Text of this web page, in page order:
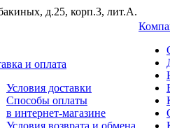
д.25, корп.3, лит.А.
и оплата
Условия доставки
Способы оплаты
в интернет-магазине
Условия возврата и обмена